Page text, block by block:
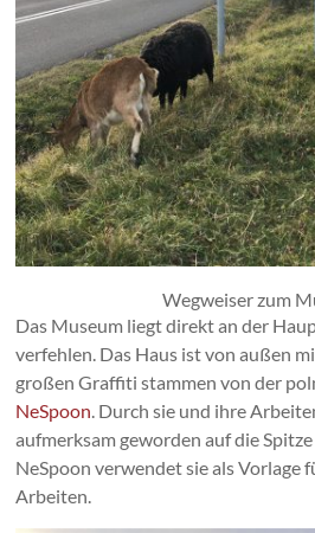
Wegweiser zum
Das Museum liegt direkt an der
verfehlen. Das Haus ist von außen
großen Graffiti stammen von der
NeSpoon. Durch sie und ihre
aufmerksam geworden auf die
NeSpoon verwendet sie als Vorlage
Arbeiten.